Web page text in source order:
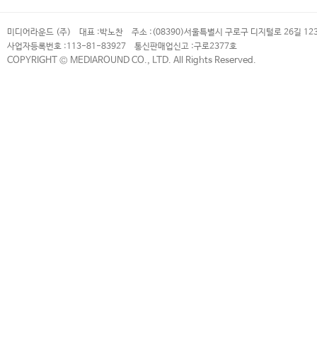
미디어라운드 (주) 대표 :박노찬 주소 : (08390)서울특별시 구로구 디지털로 26길
사업자등록번호 :113-81-83927 통신판매업신고 :구로2377호
COPYRIGHT © MEDIAROUND CO., LTD. All Rights Reserved.